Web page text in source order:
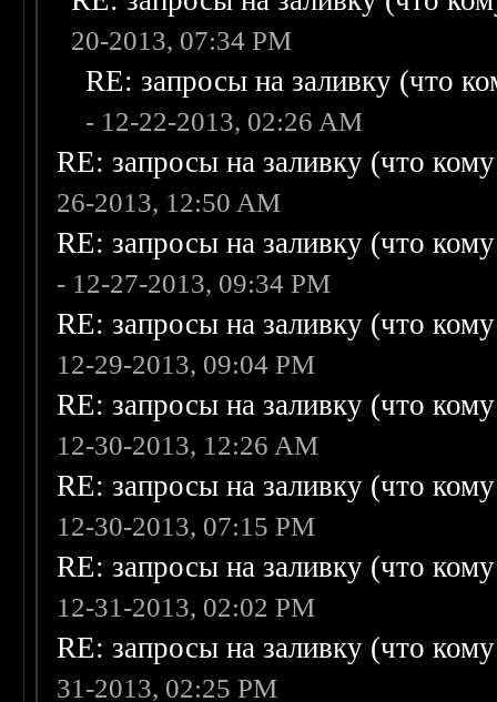
20-2013, 07:34 PM
RE: запросы на заливку (что
- 12-22-2013, 02:26 AM
RE: запросы на заливку (что
26-2013, 12:50 AM
RE: запросы на заливку (что
- 12-27-2013, 09:34 PM
RE: запросы на заливку (что
12-29-2013, 09:04 PM
RE: запросы на заливку (что
12-30-2013, 12:26 AM
RE: запросы на заливку (что
12-30-2013, 07:15 PM
RE: запросы на заливку (что
12-31-2013, 02:02 PM
RE: запросы на заливку (что
31-2013, 02:25 PM